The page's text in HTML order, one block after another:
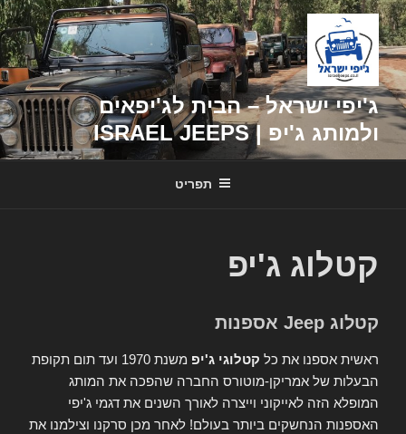
דילוג
לתוכן
ג'יפי ישראל – הבית לג'יפאים
ולמותג ג'יפ | ISRAEL JEEPS
תפריט
קטלוג ג'יפ
קטלוג Jeep אספנות
ראשית אספנו את כל קטלוגי ג'יפ
משנת 1970 ועד תום תקופת
הבעלות של אמריקן-מוטורס החברה שהפכה את המותג
המופלא הזה לאייקוני וייצרה לאורך השנים את דגמי ג'יפי
האספנות הנחשקים ביותר בעולם! לאחר מכן סרקנו וצילמנו את